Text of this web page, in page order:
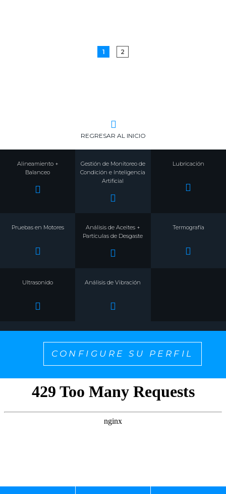
1 2
REGRESAR AL INICIO
Alineamiento +
Balanceo
Gestión de Monitoreo de
Condición e Inteligencia
Artificial
Lubricación
Pruebas en Motores
Análisis de Aceites +
Partículas de Desgaste
Termografía
Ultrasonido Análisis de Vibración
CONFIGURE SU PERFIL